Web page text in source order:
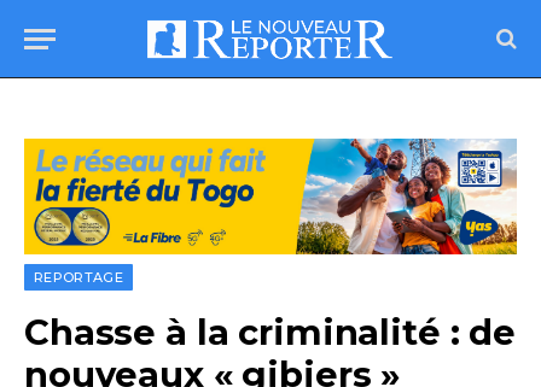
REPORTAGE
Chasse à la criminalité : de
nouveaux « gibiers »